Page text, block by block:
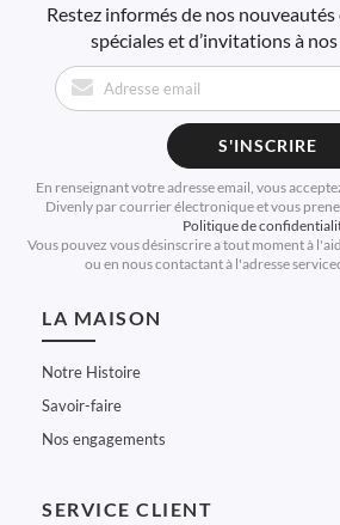
Restez informés de nos
spéciales et d’invitations à
S'INSCRIRE
En renseignant votre adresse email, vous
Divenly par courrier électronique et vous
Politique de
Vous pouvez vous désinscrire a tout moment à
ou en nous contactant à l'adresse
LA MAISON
Notre Histoire
Savoir-faire
Nos engagements
SERVICE CLIENT